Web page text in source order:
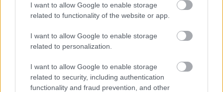
I want to allow Google to enable storage
related to functionality of the website or app.
I want to allow Google to enable storage
related to personalization.
I want to allow Google to enable storage
related to security, including authentication
functionality and fraud prevention, and other
Üzemanyag: Dízel
Üzemanyag: Elektromos
TOVÁBBI AJÁNLATOK